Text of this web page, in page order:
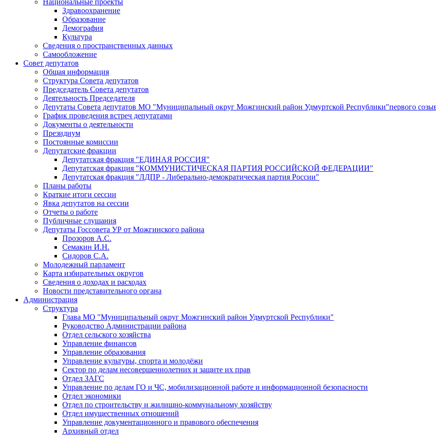
Здравоохранение
Образование
Демография
Культура
Сведения о пространственных данных
Самообложение
Совет депутатов
Общая информация
Структура Совета депутатов
Председатель Совета депутатов
Деятельность Председателя
Депутаты Совета депутатов МО "Муниципальный округ Можгинский район Удмуртской Республики"первого
График проведения встреч депутатами
Документы о деятельности
Президиум
Постоянные комиссии
Депутатские фракции
Депутатская фракция "ЕДИНАЯ РОССИЯ"
Депутатская фракция "КОММУНИСТИЧЕСКАЯ ПАРТИЯ РОССИЙСКОЙ ФЕДЕРАЦИИ"
Депутатская фракция "ЛДПР - Либерально-демократическая партия России"
Планы работы
Краткие итоги сессии
Явка депутатов на сессии
Отчеты о работе
Публичные слушания
Депутаты Госсовета УР от Можгинского района
Прозоров А.С.
Семакин И.Н.
Сидоров С.А.
Молодежный парламент
Карта избирательных округов
Сведения о доходах и расходах
Новости представительного органа
Администрация
Структура
Глава МО "Муниципальный округ Можгинский район Удмуртской Республики"
Руководство Администрации района
Отдел сельского хозяйства
Управление финансов
Управление образования
Управление культуры, спорта и молодёжи
Сектор по делам несовершеннолетних и защите их прав
Отдел ЗАГС
Управление по делам ГО и ЧС, мобилизационной работе и информационной безопасности
Отдел экономики
Отдел по строительству и жилищно-коммунальному хозяйству
Отдел имущественных отношений
Управление документационного и правового обеспечения
Архивный отдел